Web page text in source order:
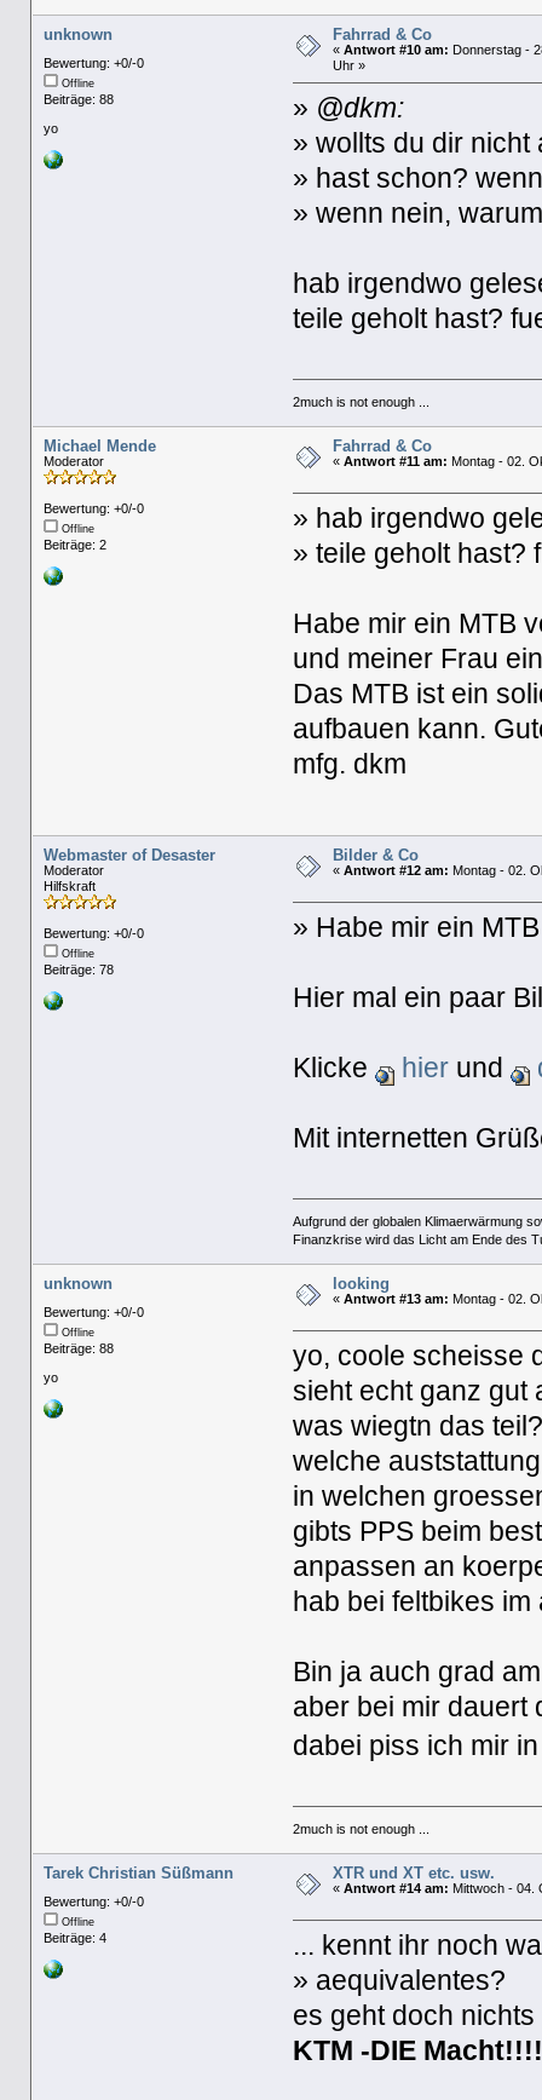
unknown
Bewertung: +0/-0
Offline
Beiträge: 88
yo
Fahrrad & Co
« Antwort #10 am: Donnerstag -
Uhr »
» @dkm:
» wollts du dir
» hast schon?
» wenn nein,
hab irgendwo
teile geholt hast?
2much is not enough ...
Michael Mende
Moderator
Bewertung: +0/-0
Offline
Beiträge: 2
Fahrrad & Co
« Antwort #11 am: Montag - 02.
» hab irgendwo
» teile geholt hast?
Habe mir ein MTB
und meiner Frau
Das MTB ist ein
aufbauen kann.
mfg. dkm
Webmaster of Desaster
Moderator
Hilfskraft
Bewertung: +0/-0
Offline
Beiträge: 78
Bilder & Co
« Antwort #12 am: Montag - 02.
» Habe mir ein
Hier mal ein paar
Klicke hier und
Mit internetten
Aufgrund der globalen Klimaerwärmung
Finanzkrise wird das Licht am Ende des
unknown
Bewertung: +0/-0
Offline
Beiträge: 88
yo
looking
« Antwort #13 am: Montag - 02.
yo, coole scheisse
sieht echt ganz gut
was wiegtn das
welche
in welchen
gibts PPS beim
anpassen an
hab bei feltbikes
Bin ja auch grad
aber bei mir dauert
dabei piss ich mir
2much is not enough ...
Tarek Christian Süßmann
Bewertung: +0/-0
Offline
Beiträge: 4
XTR und XT etc. usw.
« Antwort #14 am: Mittwoch - 04.
... kennt ihr noch
» aequivalentes?
es geht doch
KTM -DIE